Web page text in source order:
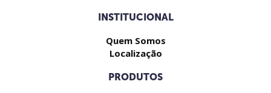
INSTITUCIONAL
Quem Somos
Localização
PRODUTOS